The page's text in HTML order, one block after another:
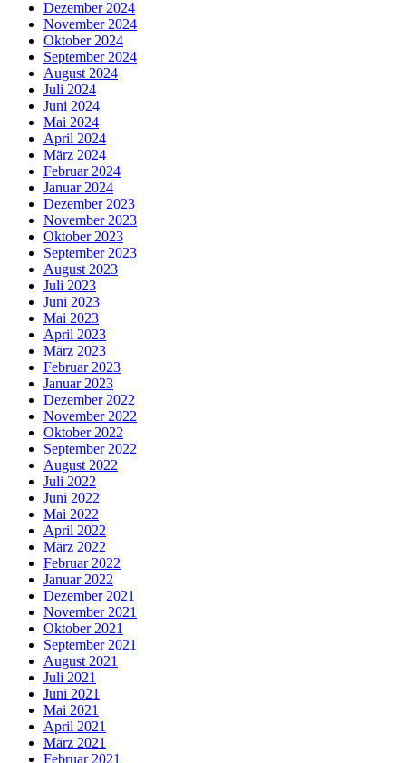
Dezember 2024
November 2024
Oktober 2024
September 2024
August 2024
Juli 2024
Juni 2024
Mai 2024
April 2024
März 2024
Februar 2024
Januar 2024
Dezember 2023
November 2023
Oktober 2023
September 2023
August 2023
Juli 2023
Juni 2023
Mai 2023
April 2023
März 2023
Februar 2023
Januar 2023
Dezember 2022
November 2022
Oktober 2022
September 2022
August 2022
Juli 2022
Juni 2022
Mai 2022
April 2022
März 2022
Februar 2022
Januar 2022
Dezember 2021
November 2021
Oktober 2021
September 2021
August 2021
Juli 2021
Juni 2021
Mai 2021
April 2021
März 2021
Februar 2021